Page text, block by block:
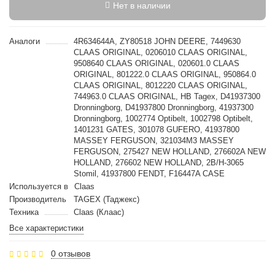
Нет в наличии
Аналоги
4R634644A, ZY80518 JOHN DEERE, 7449630
CLAAS ORIGINAL, 0206010 CLAAS ORIGINAL,
9508640 CLAAS ORIGINAL, 020601.0 CLAAS
ORIGINAL, 801222.0 CLAAS ORIGINAL, 950864.0
CLAAS ORIGINAL, 8012220 CLAAS ORIGINAL,
744963.0 CLAAS ORIGINAL, HB Tagex, D41937300
Dronningborg, D41937800 Dronningborg, 41937300
Dronningborg, 1002774 Optibelt, 1002798 Optibelt,
1401231 GATES, 301078 GUFERO, 41937800
MASSEY FERGUSON, 321034M3 MASSEY
FERGUSON, 275427 NEW HOLLAND, 276602A NEW
HOLLAND, 276602 NEW HOLLAND, 2B/H-3065
Stomil, 41937800 FENDT, F16447A CASE
Используется в
Claas
Производитель
TAGEX (Таджекс)
Техника
Claas (Клаас)
Все характеристики
0 отзывов